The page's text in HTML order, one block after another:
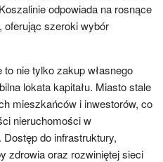
odpowiada na rosnące
oferując szeroki wybór
nie tylko zakup własnego
lokata kapitału. Miasto stale
mieszkańców i inwestorów, co
nieruchomości w
do infrastruktury,
zdrowia oraz rozwiniętej sieci